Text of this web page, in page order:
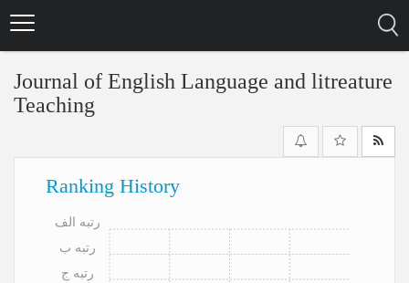
Journal of English Language and litreature
Teaching
Ranking History
رتبه ج
رتبه ب
رتبه الف